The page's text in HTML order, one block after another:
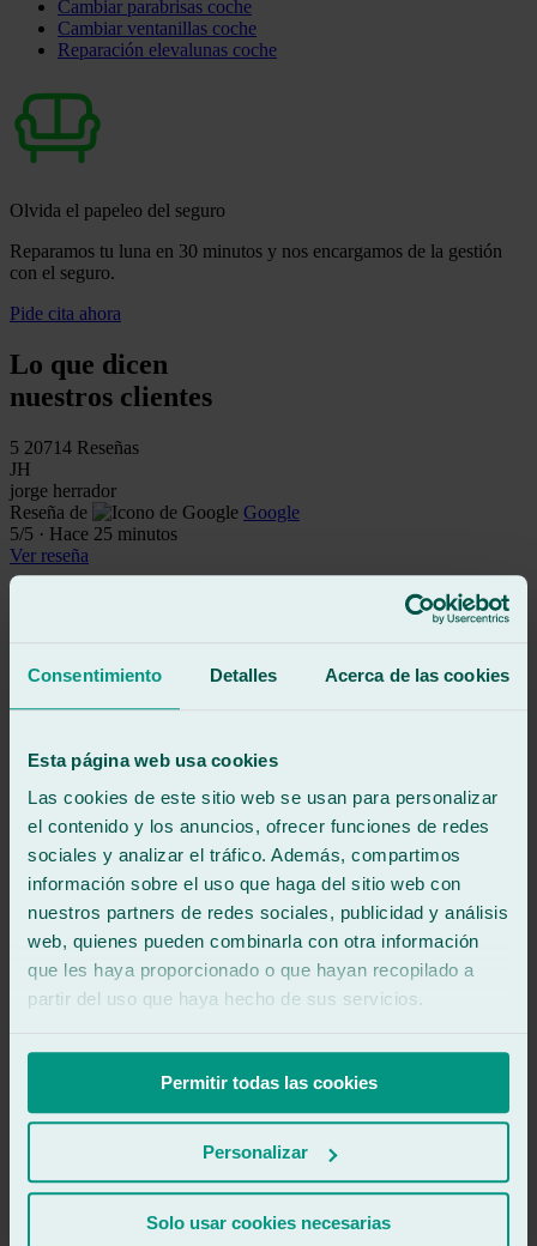
Consentimiento Detalles Acerca de las cookies
Esta página web usa cookies
Las cookies de este sitio web se usan para personalizar
el contenido y los anuncios, ofrecer funciones de redes
sociales y analizar el tráfico. Además, compartimos
información sobre el uso que haga del sitio web con
nuestros partners de redes sociales, publicidad y análisis
web, quienes pueden combinarla con otra información
que les haya proporcionado o que hayan recopilado a
partir del uso que haya hecho de sus servicios.
Permitir todas las cookies
Personalizar
Solo usar cookies necesarias
Cambiar parabrisas coche
Cambiar ventanillas coche
Reparación elevalunas coche
Olvida el papeleo del seguro
Reparamos tu luna en 30 minutos y nos encargamos de la gestión
con el seguro.
Pide cita ahora
Lo que dicen
nuestros clientes
5 20714 Reseñas
JH
jorge herrador
Reseña de
Google
5/5 · Hace 25 minutos
Ver reseña
Trato excelente, trabajo perfecto y en tiempo récord. Buena elección
AM
Ver reseña
Jonathan e Imanol muy profesionales
Ver reseña
valentin fruit ojeda
Reseña de
Google
/5· Hace 2 horas
Ver reseña
Todo ideal y Carlos un 10 experiencia TOP recomiendo el lugar
Ver reseña
Reseña de
Google
de espera acondicionada.